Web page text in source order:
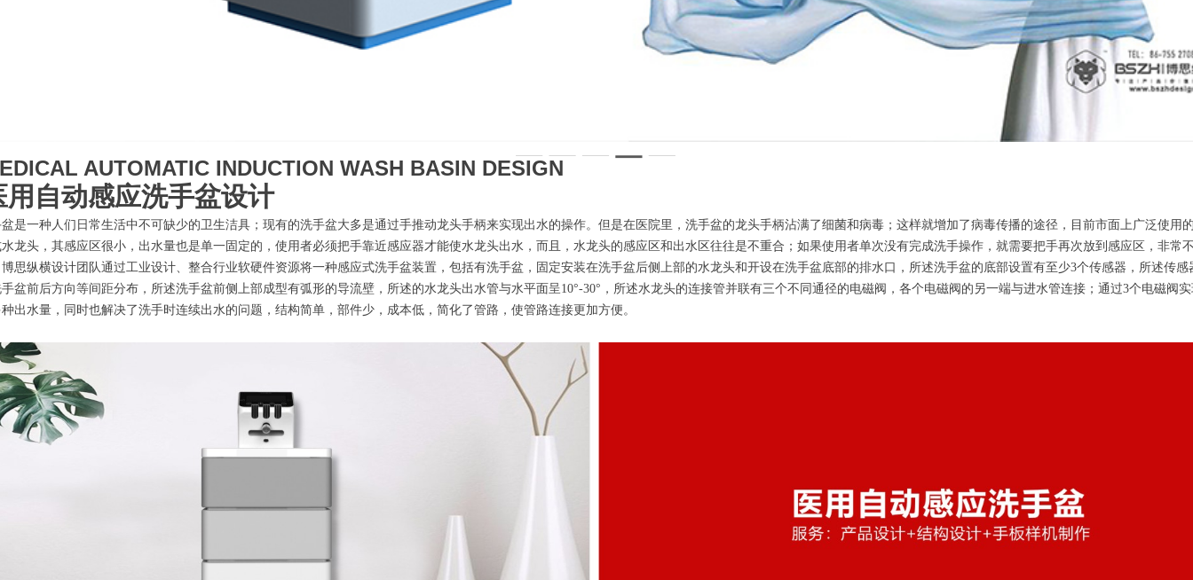
用自动感应洗手盆设计
是一种人们日常生活中不可缺少的卫生洁具；现有的洗手盆大多是通过手推动龙头手柄来实现出水的操作。但是在医院里，洗手盆的龙头手柄沾满了细菌和病毒；这样就增加了病毒传播的途径，目前市面上广泛使用
龙头，其感应区很小，出水量也是单一固定的，使用者必须把手靠近感应器才能使水龙头出水，而且，水龙头的感应区和出水区往往是不重合；如果使用者单次没有完成洗手操作，就需要把手再次放到感应区，非常
思纵横设计团队通过工业设计、整合行业软硬件资源将一种感应式洗手盆装置，包括有洗手盆，固定安装在洗手盆后侧上部的水龙头和开设在洗手盆底部的排水口，所述洗手盆的底部设置有至少3个传感器，所述传感
盆前后方向等间距分布，所述洗手盆前侧上部成型有弧形的导流壁，所述的水龙头出水管与水平面呈10°-30°，所述水龙头的连接管并联有三个不同通径的电磁阀，各个电磁阀的另一端与进水管连接；通过3个电磁阀
出水量，同时也解决了洗手时连续出水的问题，结构简单，部件少，成本低，简化了管路，使管路连接更加方便。
AUTOMATIC INDUCTION WASH BASIN DESIGN